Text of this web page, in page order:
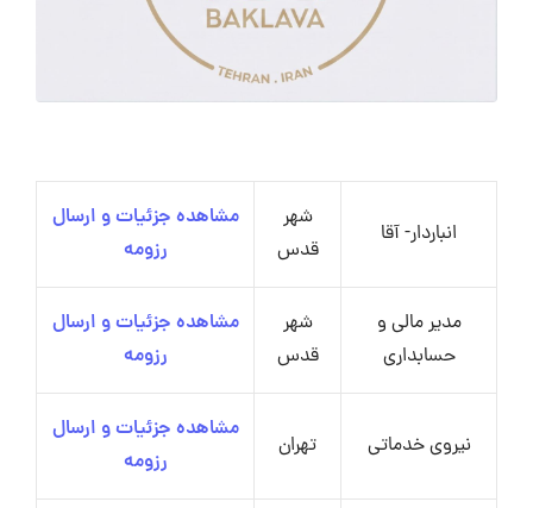
انباردار- آقا
شهر
قدس
مشاهده جزئیات و ارسال
رزومه
مدیر مالی و
حسابداری
شهر
قدس
مشاهده جزئیات و ارسال
رزومه
نیروی خدماتی تهران
مشاهده جزئیات و ارسال
رزومه